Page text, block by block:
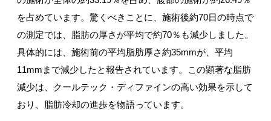
を占めています。驚くべきことに、施術後約70日の時点で
の測定では、脂肪の厚さが平均で約70％も減少しました。
具体的には、施術前の平均脂肪厚さ約35mmが、平均
11mmまで減少したと報告されています。この顕著な脂肪
減少は、クールテック・ディファインの高い効果を示して
おり、脂肪冷却の進歩を物語っています。